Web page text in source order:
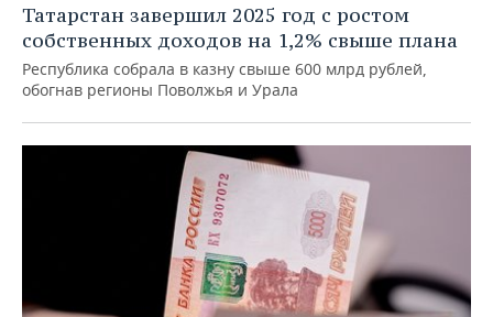
Татарстан завершил 2025 год с ростом
собственных доходов на 1,2% свыше плана
Республика собрала в казну свыше 600 млрд рублей,
обогнав регионы Поволжья и Урала